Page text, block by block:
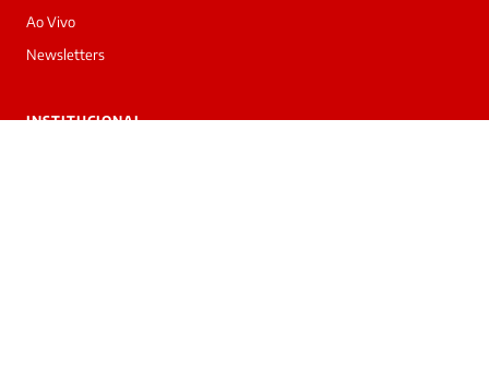
Ao Vivo
Newsletters
INSTITUCIONAL